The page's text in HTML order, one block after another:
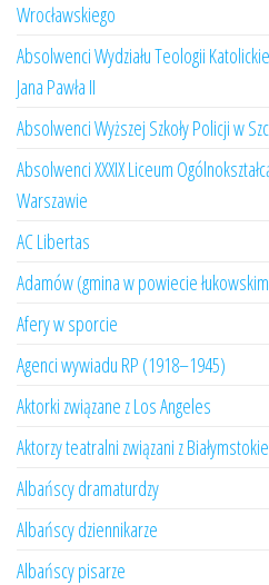
Wrocławskiego
Absolwenci Wydziału Teologii
Jana Pawła II
Absolwenci Wyższej Szkoły Policji w
Absolwenci XXXIX Liceum
Warszawie
AC Libertas
Adamów (gmina w powiecie
Afery w sporcie
Agenci wywiadu RP (1918–1945)
Aktorki związane z Los Angeles
Aktorzy teatralni związani z
Albańscy dramaturdzy
Albańscy dziennikarze
Albańscy pisarze